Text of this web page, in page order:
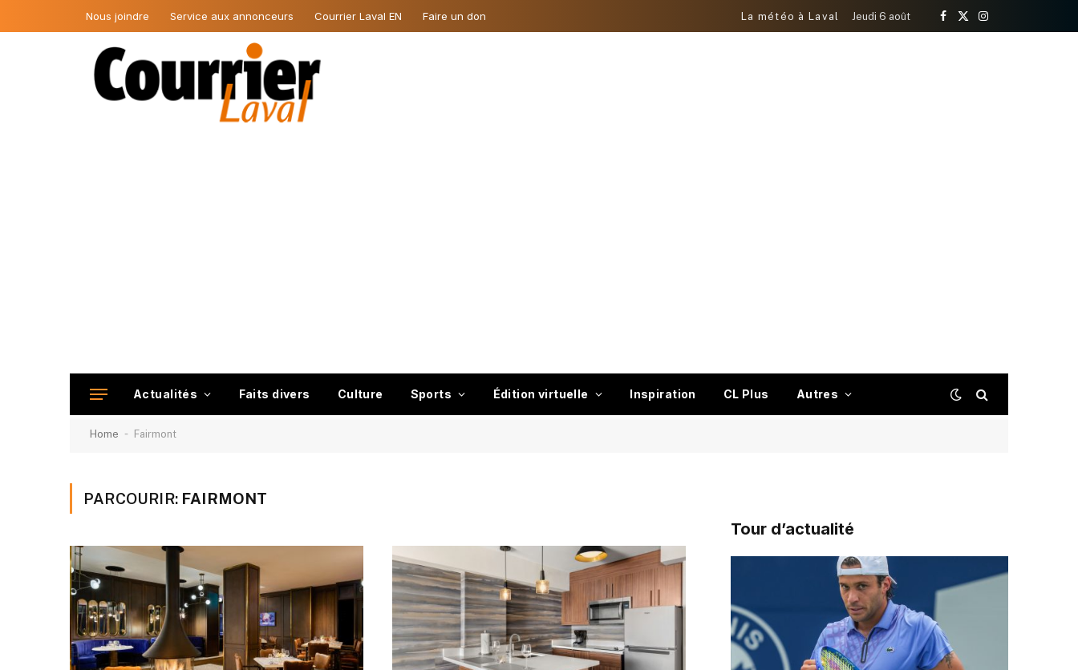
Nous joindre Service aux annonceurs Courrier Laval EN Faire un don La météo à Laval Jeudi 6 août
Facebook
X
Instagram
Actualités Faits divers Culture Sports Édition virtuelle Inspiration CL Plus Autres
Home - Fairmont
PARCOURIR: FAIRMONT
Tour d’actualité